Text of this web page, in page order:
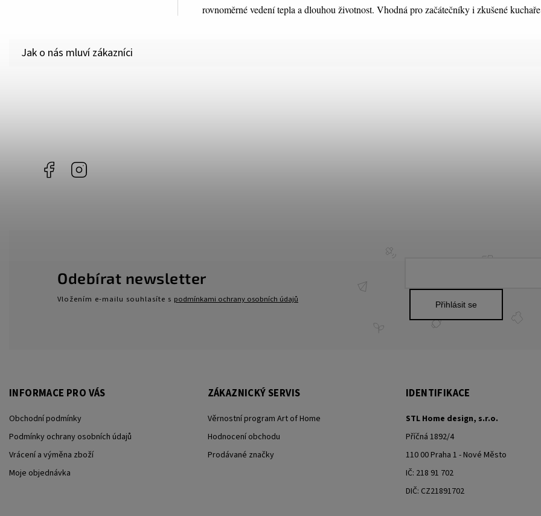
rovnoměrné vedení tepla a dlouhou životnost. Vhodná pro začátečníky i zkušené
Facebook
Odebírat newsletter
Vložením e-mailu souhlasíte s podmínkami ochrany osobních údajů
Přihlásit se
INFORMACE PRO VÁS
Obchodní podmínky
Podmínky ochrany osobních údajů
Vrácení a výměna zboží
Moje objednávka
ZÁKAZNICKÝ SERVIS
Věrnostní program Art of Home
Hodnocení obchodu
Prodávané značky
IDENTIFIKACE
STL Home design, s.r.o.
Příčná 1892/4
110 00 Praha 1 - Nové Město
IČ: 218 91 702
DIČ: CZ21891702